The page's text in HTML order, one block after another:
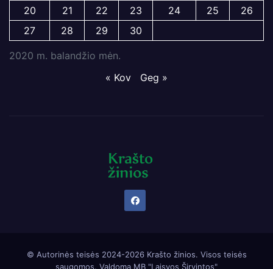
2020 m. balandžio mėn.
20
21 22 23 24 25
26
27
28 29 30
« Kov Geg »
© Autorinės teisės 2024-2026 Krašto žinios. Visos teisės
saugomos. Valdoma MB "Laisvos Širvintos"